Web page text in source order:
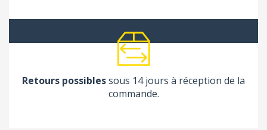
Retours possiblessous 14 jours à réception de la
commande.